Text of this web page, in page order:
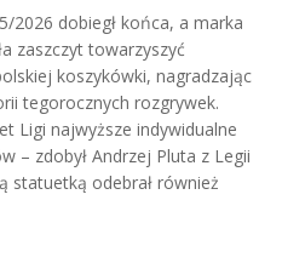
2026 dobiegł końca, a marka
zaszczyt towarzyszyć
koszykówki, nagradzając
tegorocznych rozgrywek.
Ligi najwyższe indywidualne
– zdobył Andrzej Pluta z Legii
statuetką odebrał również